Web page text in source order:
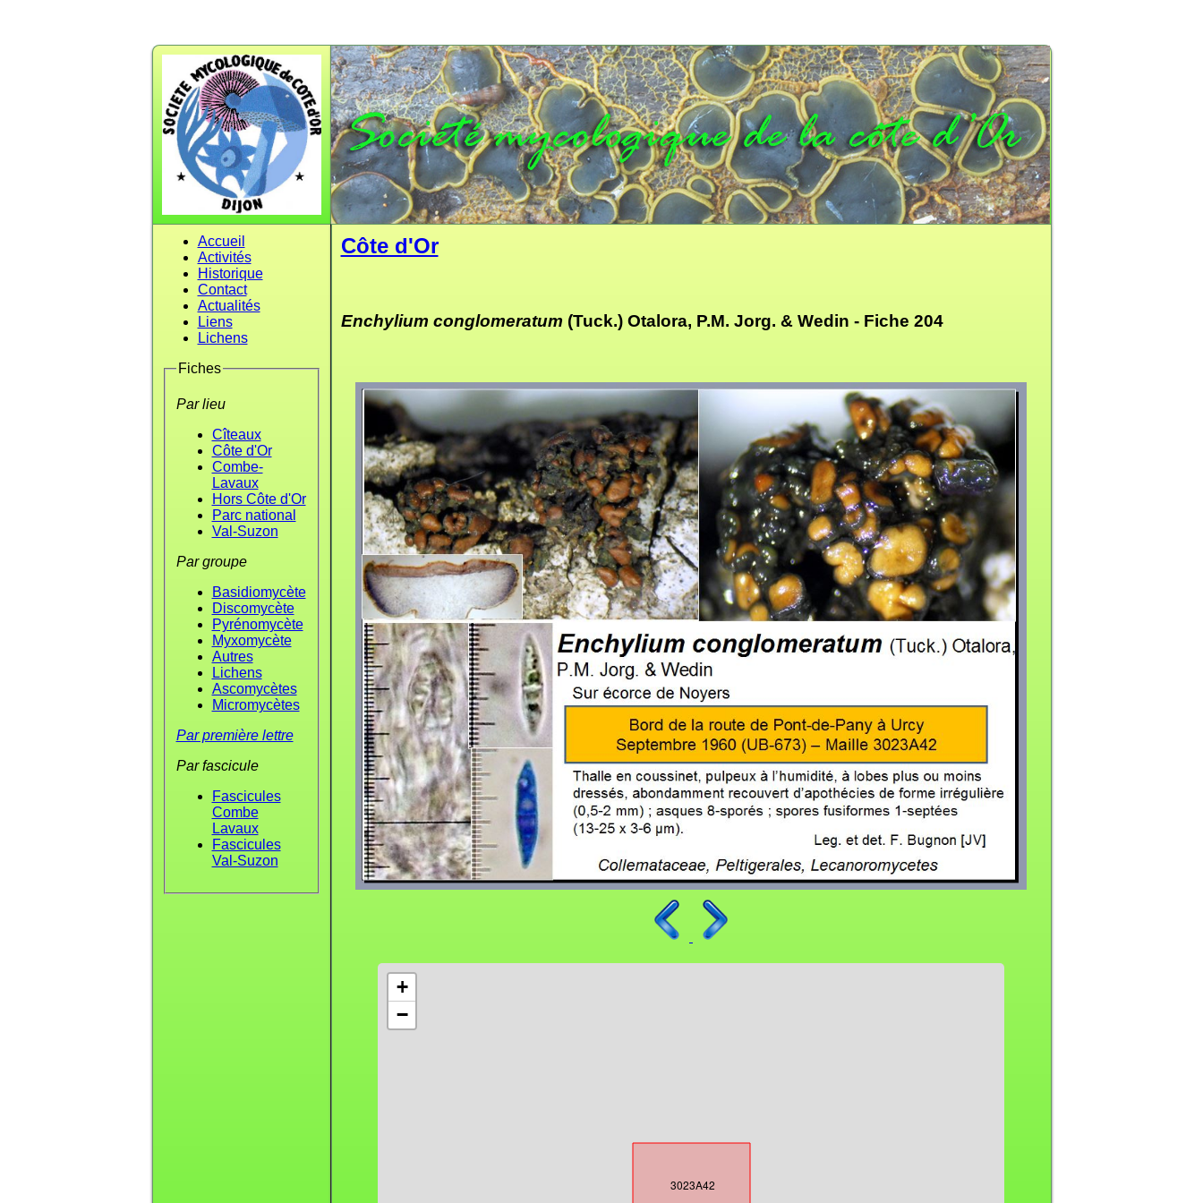
Accueil
Activités
Historique
Contact
Actualités
Liens
Lichens
Fiches
Par lieu
Cîteaux
Côte d'Or
Combe-
Lavaux
Hors Côte d'Or
Parc national
Val-Suzon
Par groupe
Basidiomycète
Discomycète
Pyrénomycète
Myxomycète
Autres
Lichens
Ascomycètes
Micromycètes
Par première lettre
Par fascicule
Fascicules
Combe
Lavaux
Fascicules
Val-Suzon
Côte d'Or
Enchylium conglomeratum (Tuck.) Otalora, P.M. Jorg. & Wedin - Fiche 204
3023A42
+
−